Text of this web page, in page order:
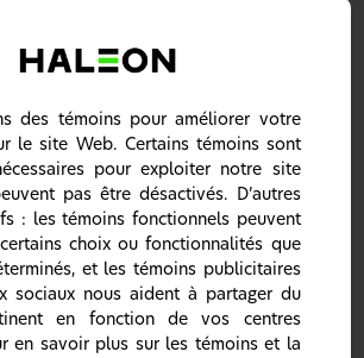
sont largement distribuées
et on croit qu’elles sensibilisent ces
et les kinines
1.
(p. ex. la COX-1 et la COX-2)
qui catalysent l’étape de la
des prostaglandines que les AINS
inhibent pour prévenir la
prostaglandines1, 3.
non stéroïdien
des témoins pour améliorer votre
le site Web. Certains témoins sont
pour exploiter notre site
pas être désactivés. D’autres
: les témoins fonctionnels peuvent
choix ou fonctionnalités que
et les témoins publicitaires
sociaux nous aident à partager du
en fonction de vos centres
en savoir plus sur les témoins et la